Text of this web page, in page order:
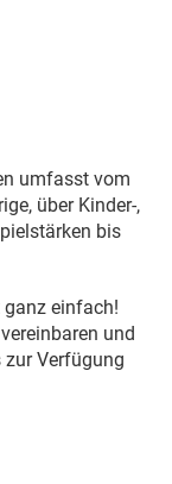
umfasst vom
über Kinder-,
bis
ganz einfach!
vereinbaren und
zur Verfügung